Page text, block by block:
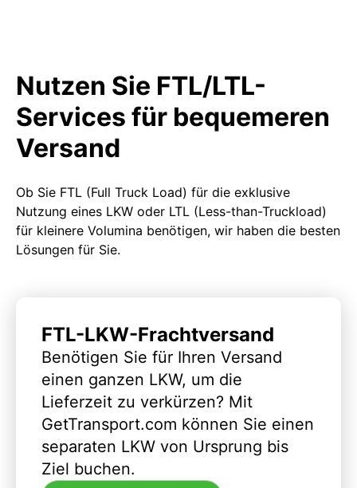
Nutzen Sie FTL/LTL-
Services für bequemeren
Versand
Ob Sie FTL (Full Truck Load) für die exklusive
Nutzung eines LKW oder LTL (Less-than-Truckload)
für kleinere Volumina benötigen, wir haben die besten
Lösungen für Sie.
FTL-LKW-Frachtversand
Benötigen Sie für Ihren Versand
einen ganzen LKW, um die
Lieferzeit zu verkürzen? Mit
GetTransport.com können Sie einen
separaten LKW von Ursprung bis
Ziel buchen.